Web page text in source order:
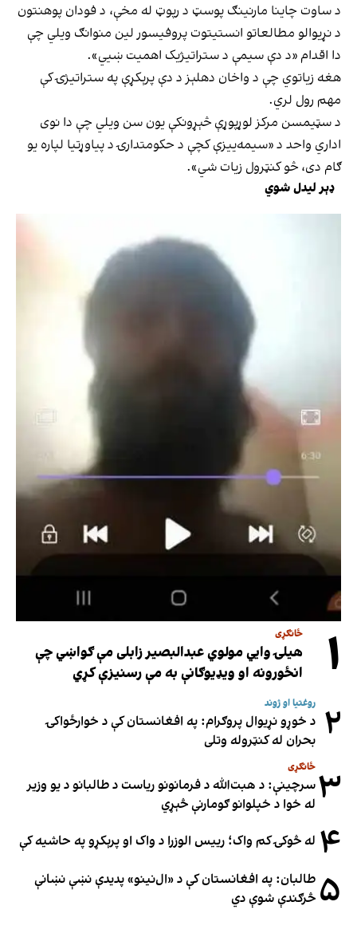
د ساوت چاینا مارنینګ پوسټ د رپوټ له مخې، د فودان پوهنتون
د نړیوالو مطالعاتو انستیتوت پروفیسور لین منوانګ ویلي چې
دا اقدام «د دې سیمې د ستراتیژیک اهمیت ښيي».
هغه زیاتوي چې د واخان دهلېز د دې پرېکړې په ستراتیژۍ کې
مهم رول لري.
د سټیمسن مرکز لوړپوړې څېړونکې یون سن ویلي چې دا نوی
اداري واحد د «سیمه‌ییزې کچې د حکومتدارۍ د پیاوړتیا لپاره یو
ګام دی، څو کنټرول زیات شي».
ډېر لیدل شوي
۱ ځانګړی
هیلۍ وایي مولوي عبدالبصیر زابلی مې ګواښي چې
انځورونه او ویډیوګانې به مې رسنیزې کړي
۲ روغتیا او ژوند
د خوړو نړیوال پروګرام: په افغانستان کې د خوارځواکۍ
بحران له کنټروله وتلی
۳ ځانګړی
سرچینې: د هبت‌الله د فرمانونو ریاست د طالبانو د یو وزیر
له خوا د خپلوانو ګومارنې څېړي
۴ له څوکۍ کم واک؛ رییس الوزرا د واک او پرېکړو په حاشیه کې
۵ طالبان: په افغانستان کې د «ال‌نینو» پدیدې نښې نښانې
څرګندې شوې دي